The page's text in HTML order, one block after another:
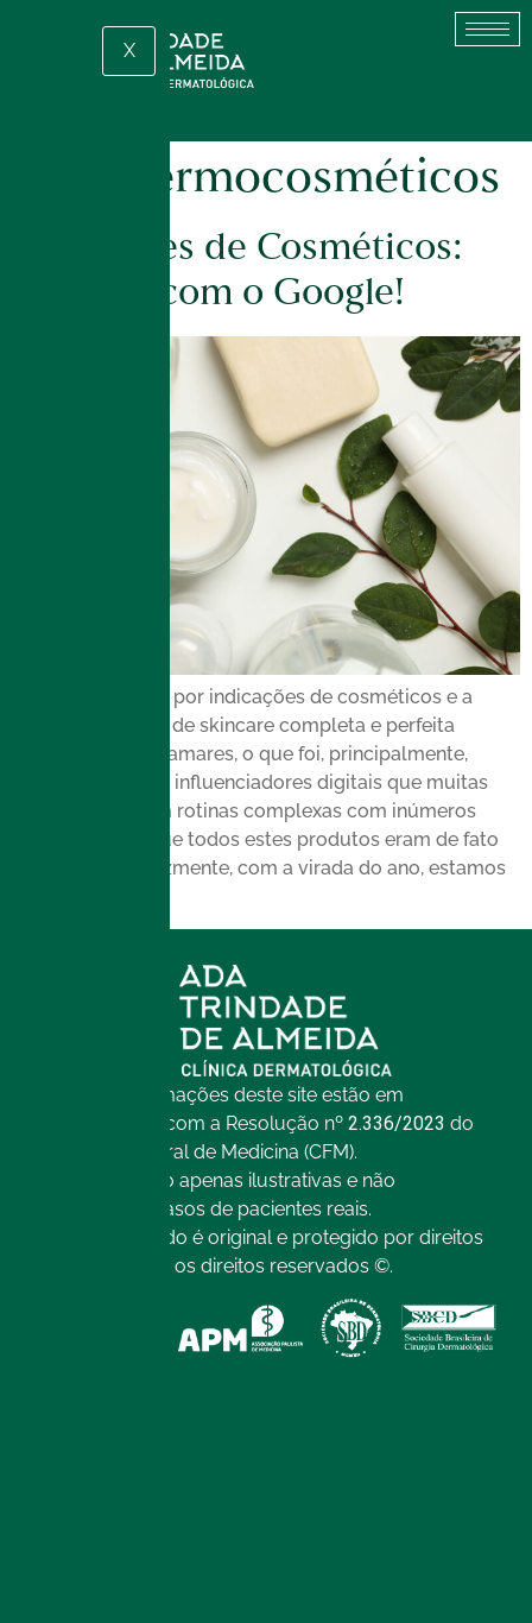
X
dermocosméticos
Indicações de Cosméticos:
cuidado com o Google!
Em 2024, a busca por indicações de cosméticos e a
busca pela rotina de skincare completa e perfeita
atingiu novos patamares, o que foi, principalmente,
impulsionada por influenciadores digitais que muitas
vezes promoviam rotinas complexas com inúmeros
produtos. Será que todos estes produtos eram de fato
necessários? Felizmente, com a virada do ano, estamos
Todas as informações deste site estão em
conformidade com a Resolução nº 2.336/2023 do
Conselho Federal de Medicina (CFM).
As imagens são apenas ilustrativas e não
representam casos de pacientes reais.
Todo o conteúdo é original e protegido por direitos
autorais. Todos os direitos reservados ©.